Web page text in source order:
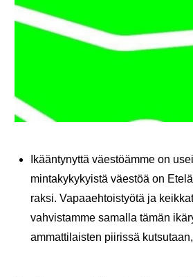
Ikään­ty­nyt­tä väes­töäm­me on
min­ta­ky­ky­kyis­tä väes­töä on
rak­si. Va­paa­eh­tois­työ­tä ja
vah­vis­tam­me sa­mal­la tämän
ammattilaisten pii­ris­sä